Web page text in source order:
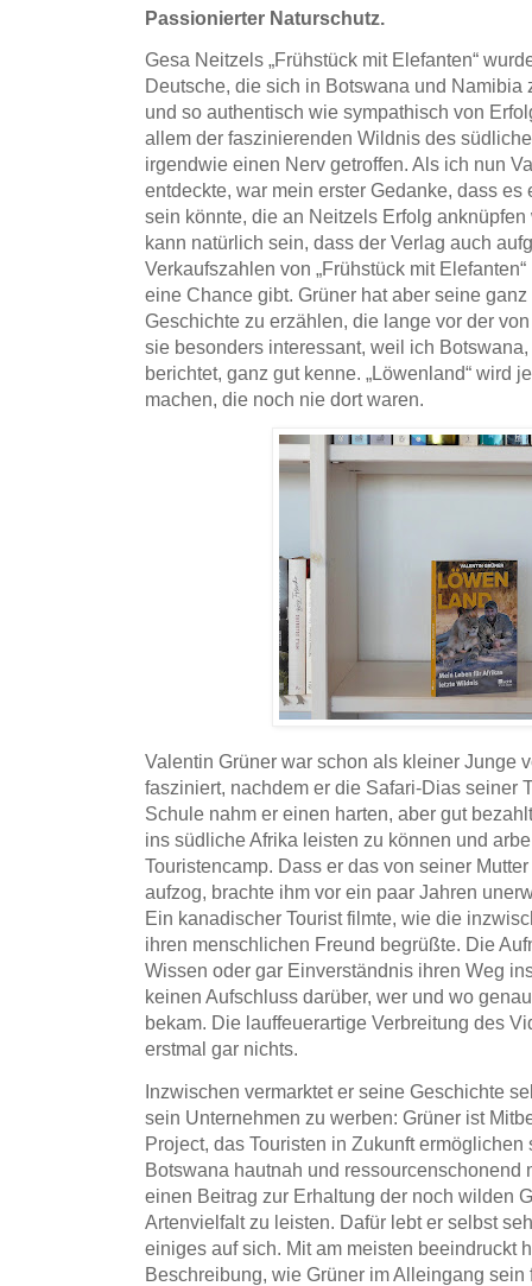
Passionierter Naturschutz.
Gesa Neitzels „Frühstück mit Elefanten“
Deutsche, die sich in Botswana und
und so authentisch wie sympathisch von
allem der faszinierenden Wildnis des
irgendwie einen Nerv getroffen. Als ich nun
entdeckte, war mein erster Gedanke, dass
sein könnte, die an Neitzels Erfolg
kann natürlich sein, dass der Verlag auch
Verkaufszahlen von „Frühstück mit
eine Chance gibt. Grüner hat aber seine
Geschichte zu erzählen, die lange vor der
sie besonders interessant, weil ich
berichtet, ganz gut kenne. „Löwenland“ wird
machen, die noch nie dort waren.
Valentin Grüner war schon als kleiner Junge
fasziniert, nachdem er die Safari-Dias seiner
Schule nahm er einen harten, aber gut
ins südliche Afrika leisten zu können und
Touristencamp. Dass er das von seiner
aufzog, brachte ihm vor ein paar Jahren
Ein kanadischer Tourist filmte, wie die
ihren menschlichen Freund begrüßte. Die
Wissen oder gar Einverständnis ihren Weg
keinen Aufschluss darüber, wer und wo
bekam. Die lauffeuerartige Verbreitung des
erstmal gar nichts.
Inzwischen vermarktet er seine Geschichte
sein Unternehmen zu werben: Grüner ist
Project, das Touristen in Zukunft
Botswana hautnah und ressourcenschonend
einen Beitrag zur Erhaltung der noch wilden
Artenvielfalt zu leisten. Dafür lebt er selbst
einiges auf sich. Mit am meisten beeindruckt
Beschreibung, wie Grüner im Alleingang